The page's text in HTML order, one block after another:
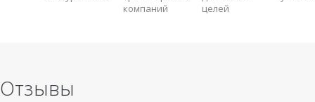
компаний
целей
Отзывы